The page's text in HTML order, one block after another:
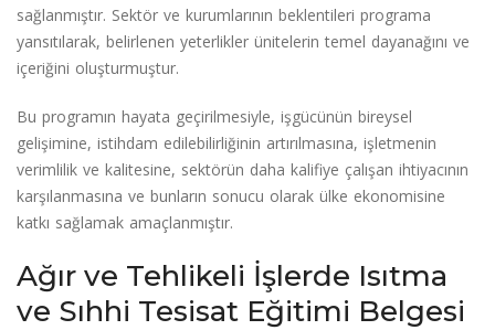
sağlanmıştır. Sektör ve kurumlarının beklentileri programa
yansıtılarak, belirlenen yeterlikler ünitelerin temel dayanağını ve
içeriğini oluşturmuştur.
Bu programın hayata geçirilmesiyle, işgücünün bireysel
gelişimine, istihdam edilebilirliğinin artırılmasına, işletmenin
verimlilik ve kalitesine, sektörün daha kalifiye çalışan ihtiyacının
karşılanmasına ve bunların sonucu olarak ülke ekonomisine
katkı sağlamak amaçlanmıştır.
Ağır ve Tehlikeli İşlerde Isıtma
ve Sıhhi Tesisat Eğitimi Belgesi